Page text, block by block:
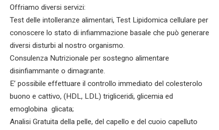
Offriamo diversi servizi:
Test delle intolleranze alimentari, Test Lipidomica cellulare per
conoscere lo stato di infiammazione basale che può generare
diversi disturbi al nostro organismo.
Consulenza Nutrizionale per sostegno alimentare
disinfiammante o dimagrante.
E’ possibile effettuare il controllo immediato del colesterolo
buono e cattivo, (HDL, LDL) trigliceridi, glicemia ed
emoglobina glicata;
Analisi Gratuita della pelle, del capello e del cuoio capelluto